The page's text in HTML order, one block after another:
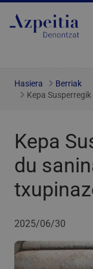
Hasiera
Berriak
Kepa
Kepa
du
2025/06/30